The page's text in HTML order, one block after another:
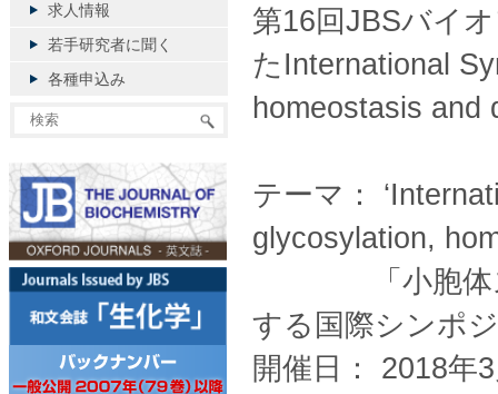
第16回JBSバイ
たInternational
homeostasis
テーマ：
glycosylation,
「小胞体スト
する国際シンポ
開催日： 2018年
求人情報
若手研究者に聞く
各種申込み